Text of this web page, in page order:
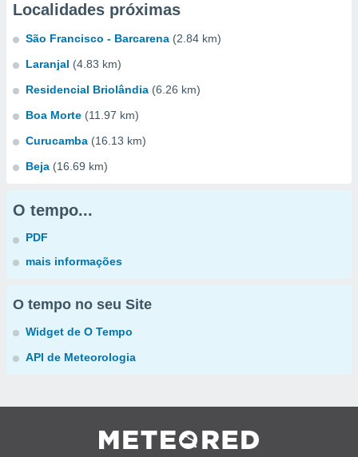
Localidades próximas
São Francisco - Barcarena (2.84 km)
Laranjal (4.83 km)
Residencial Briolândia (6.26 km)
Boa Morte (11.97 km)
Curucamba (16.13 km)
Beja (16.69 km)
O tempo...
PDF
mais informações
O tempo no seu Site
Widget de O Tempo
API de Meteorologia